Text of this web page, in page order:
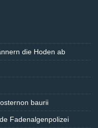
die Hoden ab
baurii
Fadenalgenpolizei